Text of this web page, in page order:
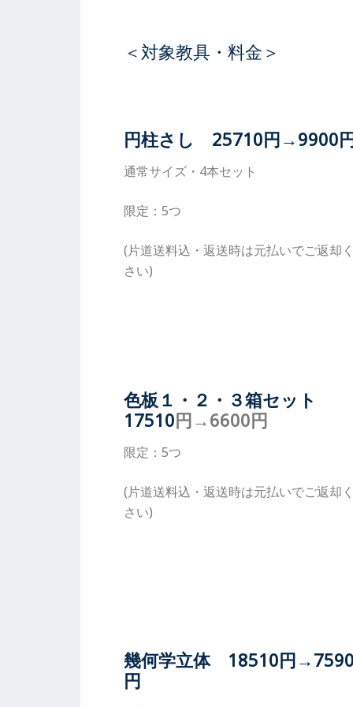
＜対象教具・料金＞
円柱さし 25710円→9900
通常サイズ・4本セット
限定：5つ
(片道送料込・返送時は元払いでご返却
さい)
色板１・２・３箱セット
17510円→6600円
限定：5つ
(片道送料込・返送時は元払いでご返却
さい)
幾何学立体 18510円
円